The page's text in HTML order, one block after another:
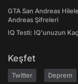
GTA San Andreas
Andreas Şifreleri
IQ Testi: IQ'unuzun
Keşfet
Twitter Deprem